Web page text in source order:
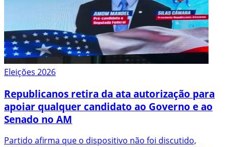
Eleições 2026
Republicanos retira da ata autorização para
apoiar qualquer candidato ao Governo e ao
Senado no AM
Partido afirma que o dispositivo não foi discutido,